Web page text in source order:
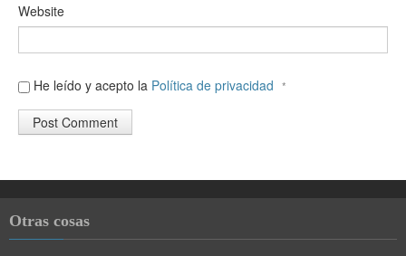
Website
He leído y acepto la Política de privacidad *
Otras cosas